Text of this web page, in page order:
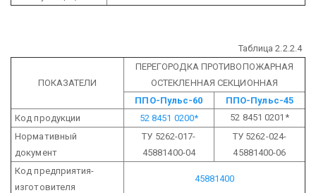
Таблица 2.2.2.4
ПОКАЗАТЕЛИ
ПЕРЕГОРОДКА ПРОТИВОПОЖАРНАЯ
ОСТЕКЛЕННАЯ СЕКЦИОННАЯ
ППО-Пульс-60
ППО-Пульс-45
Код продукции
52 8451 0200*
52 8451 0201*
Нормативный
документ
ТУ 5262-017-
45881400-04
ТУ 5262-024-
45881400-06
Код предприятия-
изготовителя
45881400